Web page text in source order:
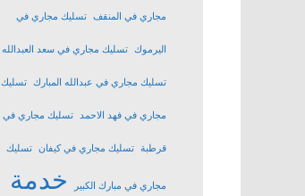
مجاري في المنقف تسليك مجاري في
اليرموك تسليك مجاري في سعد العبدالله
تسليك مجاري في عبدالله المبارك تسليك
مجاري في فهد الاحمد تسليك مجاري في
قرطبة تسليك مجاري في كيفان تسليك
مجاري في مبارك الكبير
خدمة